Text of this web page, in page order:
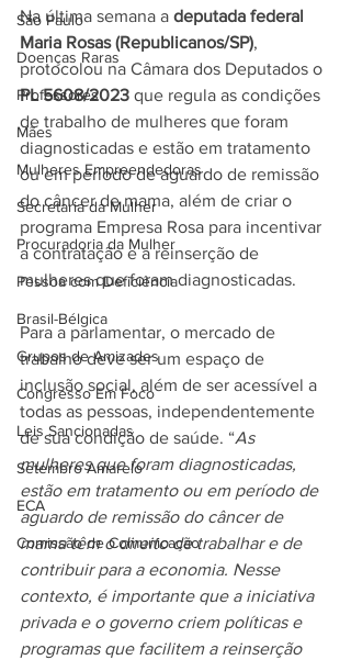
São Paulo
Doenças Raras
Professores
Mães
Mulheres Empreendedoras
Secretaria da Mulher
Procuradoria da Mulher
Pessoa com Deficiência
Brasil-Bélgica
Grupos de Amizades
Congresso Em Foco
Leis Sancionadas
Setembro Amarelo
ECA
Comissão de Comunicação
Na última semana a deputada federal
Maria Rosas (Republicanos/SP),
protocolou na Câmara dos Deputados o
PL 5608/2023 que regula as condições
de trabalho de mulheres que foram
diagnosticadas e estão em tratamento
ou em período de aguardo de remissão
do câncer de mama, além de criar o
programa Empresa Rosa para incentivar
a contratação e a reinserção de
mulheres que foram diagnosticadas.
Para a parlamentar, o mercado de
trabalho deve ser um espaço de
inclusão social, além de ser acessível a
todas as pessoas, independentemente
de sua condição de saúde. “As
mulheres que foram diagnosticadas,
estão em tratamento ou em período de
aguardo de remissão do câncer de
mama têm o direito de trabalhar e de
contribuir para a economia. Nesse
contexto, é importante que a iniciativa
privada e o governo criem políticas e
programas que facilitem a reinserção